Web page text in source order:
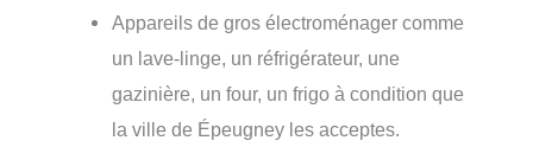
Appareils de gros électroménager comme
un lave-linge, un réfrigérateur, une
gazinière, un four, un frigo à condition que
la ville de Épeugney les acceptes.